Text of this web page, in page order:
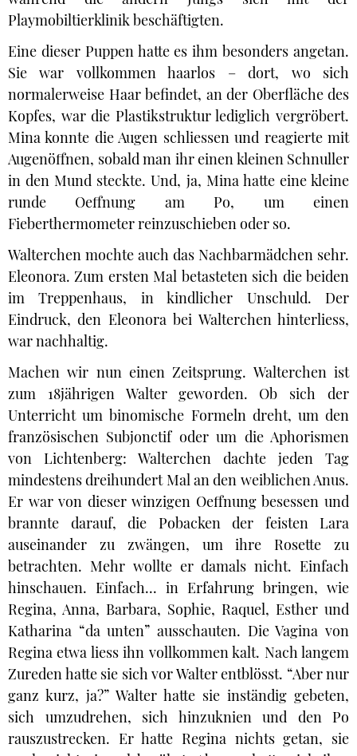
Playmobiltierklinik beschäftigten.
Eine dieser Puppen hatte es ihm besonders angetan.
Sie war vollkommen haarlos – dort, wo sich
normalerweise Haar befindet, an der Oberfläche des
Kopfes, war die Plastikstruktur lediglich vergröbert.
Mina konnte die Augen schliessen und reagierte mit
Augenöffnen, sobald man ihr einen kleinen Schnuller
in den Mund steckte. Und, ja, Mina hatte eine kleine
runde Oeffnung am Po, um einen
Fieberthermometer reinzuschieben oder so.
Walterchen mochte auch das Nachbarmädchen sehr.
Eleonora. Zum ersten Mal betasteten sich die beiden
im Treppenhaus, in kindlicher Unschuld. Der
Eindruck, den Eleonora bei Walterchen hinterliess,
war nachhaltig.
Machen wir nun einen Zeitsprung. Walterchen ist
zum 18jährigen Walter geworden. Ob sich der
Unterricht um binomische Formeln dreht, um den
französischen Subjonctif oder um die Aphorismen
von Lichtenberg: Walterchen dachte jeden Tag
mindestens dreihundert Mal an den weiblichen Anus.
Er war von dieser winzigen Oeffnung besessen und
brannte darauf, die Pobacken der feisten Lara
auseinander zu zwängen, um ihre Rosette zu
betrachten. Mehr wollte er damals nicht. Einfach
hinschauen. Einfach... in Erfahrung bringen, wie
Regina, Anna, Barbara, Sophie, Raquel, Esther und
Katharina “da unten” ausschauten. Die Vagina von
Regina etwa liess ihn vollkommen kalt. Nach langem
Zureden hatte sie sich vor Walter entblösst. “Aber nur
ganz kurz, ja?” Walter hatte sie inständig gebeten,
sich umzudrehen, sich hinzuknien und den Po
rauszustrecken. Er hatte Regina nichts getan, sie